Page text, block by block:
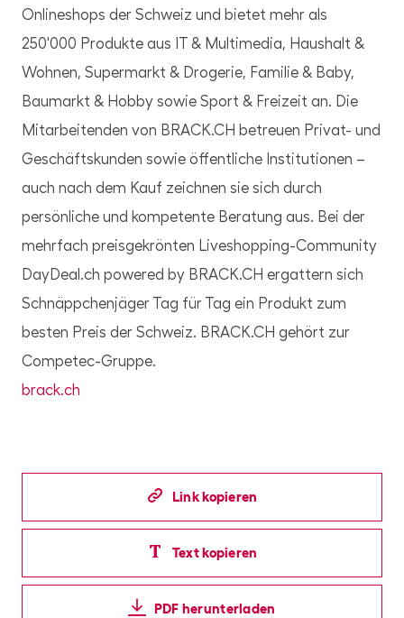
Onlineshops der Schweiz und bietet mehr als
250'000 Produkte aus IT & Multimedia, Haushalt &
Wohnen, Supermarkt & Drogerie, Familie & Baby,
Baumarkt & Hobby sowie Sport & Freizeit an. Die
Mitarbeitenden von BRACK.CH be­treuen Privat- und
Geschäftskunden sowie öffentliche Institutionen –
auch nach dem Kauf zeichnen sie sich durch
persönliche und kompetente Beratung aus. Bei der
mehrfach preisgekrönten Liveshopping-Community
DayDeal.ch powered by BRACK.CH ergattern sich
Schnäppchenjäger Tag für Tag ein Produkt zum
besten Preis der Schweiz. BRACK.CH gehört zur
Competec-Gruppe.
brack.ch
Link kopieren
Text kopieren
PDF herunterladen